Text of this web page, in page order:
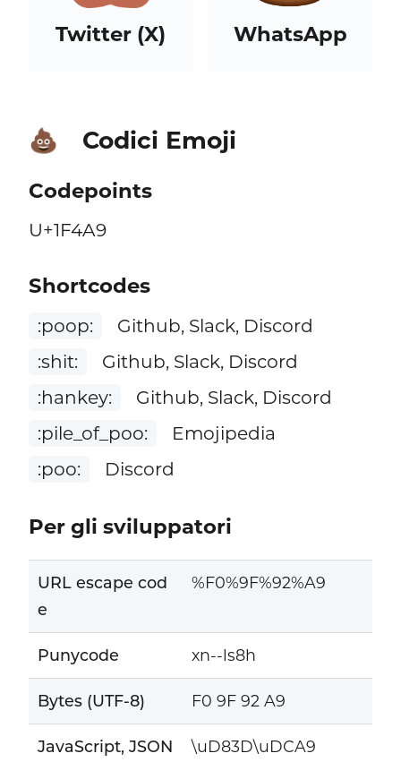
Twitter (X) WhatsApp
💩 Codici Emoji
Codepoints
U+1F4A9
Shortcodes
:poop:
Github, Slack, Discord
:shit:
Github, Slack, Discord
:hankey:
Github, Slack, Discord
:pile_of_poo:
Emojipedia
:poo:
Discord
Per gli sviluppatori
URL escape cod
e
%F0%9F%92%A9
Punycode xn--ls8h
Bytes (UTF-8) F0 9F 92 A9
JavaScript, JSON
\uD83D\uDCA9